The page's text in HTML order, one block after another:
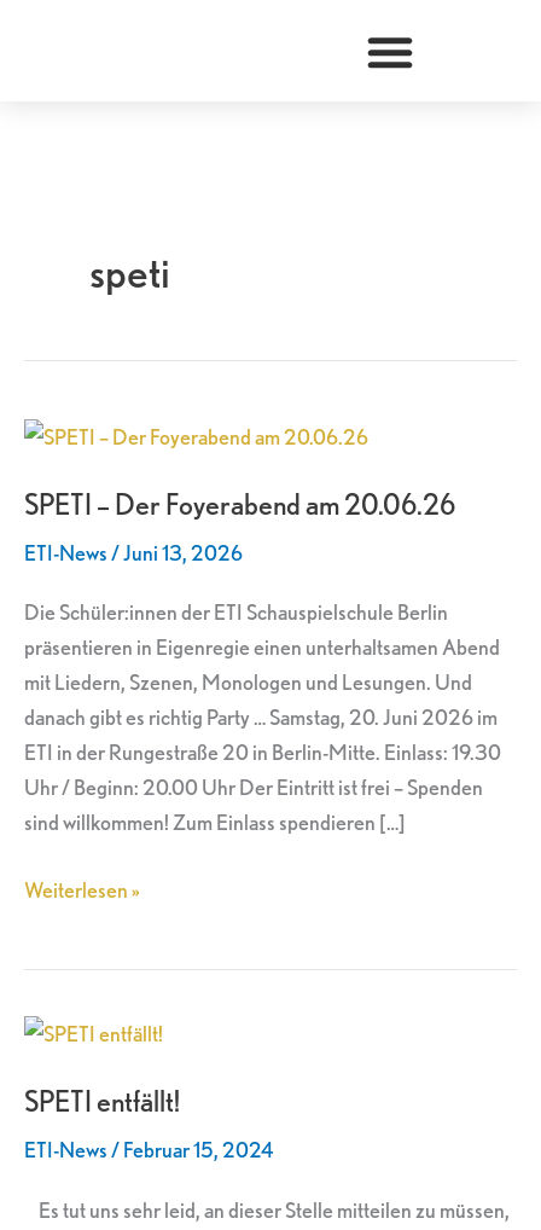
speti
SPETI – Der Foyerabend am 20.06.26
ETI-News/Juni 13, 2026
Die Schüler:innen der ETI Schauspielschule Berlin
präsentieren in Eigenregie einen unterhaltsamen Abend
mit Liedern, Szenen, Monologen und Lesungen. Und
danach gibt es richtig Party … Samstag, 20. Juni 2026 im
ETI in der Rungestraße 20 in Berlin-Mitte. Einlass: 19.30
Uhr / Beginn: 20.00 Uhr Der Eintritt ist frei – Spenden
sind willkommen! Zum Einlass spendieren […]
SPETI
Der
20.06.26
Weiterlesen »
SPETI entfällt!
ETI-News/Februar 15, 2024
Es tut uns sehr leid, an dieser Stelle mitteilen zu müssen,
SPETI